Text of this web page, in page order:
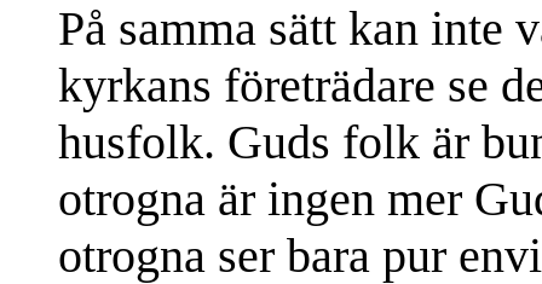
På samma sätt kan inte
kyrkans företrädare se
husfolk. Guds folk är
otrogna är ingen mer
otrogna ser bara pur